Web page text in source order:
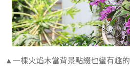
▲一棵火焰木當背景點綴也蠻有趣的